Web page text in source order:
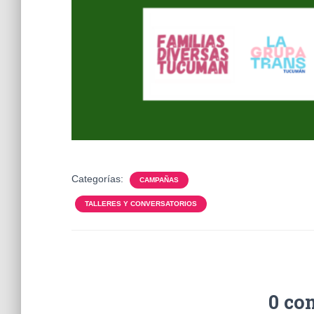
Categorías: CAMPAÑAS
TALLERES Y CONVERSATORIOS
0